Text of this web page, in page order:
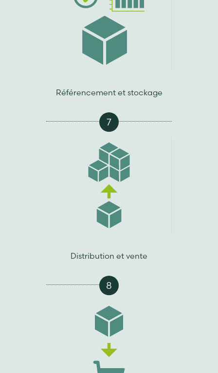
Référencement et stockage
7
Distribution et vente
8